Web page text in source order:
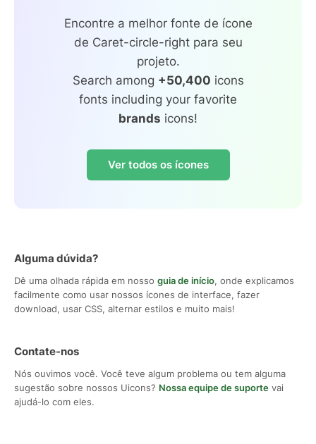
Encontre a melhor fonte de ícone
de Caret-circle-right para seu
projeto.
Search among +50,400 icons
fonts including your favorite
brands icons!
Ver todos os ícones
Alguma dúvida?
Dê uma olhada rápida em nosso guia de início, onde explicamos
facilmente como usar nossos ícones de interface, fazer
download, usar CSS, alternar estilos e muito mais!
Contate-nos
Nós ouvimos você. Você teve algum problema ou tem alguma
sugestão sobre nossos Uicons? Nossa equipe de suporte vai
ajudá-lo com eles.